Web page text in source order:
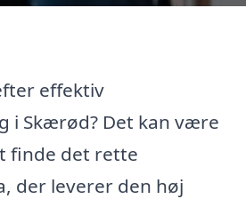
effektiv
i Skærød? Det kan være
finde det rette
der leverer den høj